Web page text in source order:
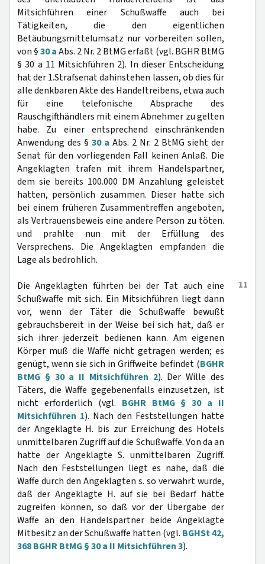
Mitsichführen einer Schußwaffe auch bei
Tätigkeiten, die den eigentlichen
Betäubungsmittelumsatz nur vorbereiten sollen,
von §30 aAbs. 2 Nr. 2 BtMG erfaßt (vgl. BGHR BtMG
§ 30 a 11 Mitsichführen 2). In dieser Entscheidung
hat der 1.Strafsenat dahinstehen lassen, ob dies für
alle denkbaren Akte des Handeltreibens, etwa auch
für eine telefonische Absprache des
Rauschgifthändlers mit einem Abnehmer zu gelten
habe. Zu einer entsprechend einschränkenden
Anwendung des § 30 a Abs. 2 Nr. 2 BtMG sieht der
Senat für den vorliegenden Fall keinen Anlaß. Die
Angeklagten trafen mit ihrem Handelspartner,
dem sie bereits 100.000 DM Anzahlung geleistet
hatten, persönlich zusammen. Dieser hatte sich
bei einem früheren Zusammentreffen angeboten,
als Vertrauensbeweis eine andere Person zu töten.
und prahlte nun mit der Erfüllung des
Versprechens. Die Angeklagten empfanden die
Lage als bedrohlich.
11
Die Angeklagten führten bei der Tat auch eine
Schußwaffe mit sich. Ein Mitsichführen liegt dann
vor, wenn der Täter die Schußwaffe bewußt
gebrauchsbereit in der Weise bei sich hat, daß er
sich ihrer jederzeit bedienen kann. Am eigenen
Körper muß die Waffe nicht getragen werden; es
genügt, wenn sie sich in Griffweite befindet (BGHR
BtMG § 30 a II Mitsichführen 2). Der Wille des
Täters, die Waffe gegebenenfalls einzusetzen, ist
nicht erforderlich (vgl. BGHR BtMG § 30 a II
Mitsichführen 1). Nach den Feststellungen hatte
der Angeklagte H. bis zur Erreichung des Hotels
unmittelbaren Zugriff auf die Schußwaffe. Von da an
hatte der Angeklagte S. unmittelbaren Zugriff.
Nach den Feststellungen liegt es nahe, daß die
Waffe durch den Angeklagten s. so verwahrt wurde,
daß der Angeklagte H. auf sie bei Bedarf hätte
zugreifen können, so daß vor der Übergabe der
Waffe an den Handelspartner beide Angeklagte
Mitbesitz an der Schußwaffe hatten (vgl. BGHSt 42,
368BGHR BtMG § 30 a II Mitsichführen 3).